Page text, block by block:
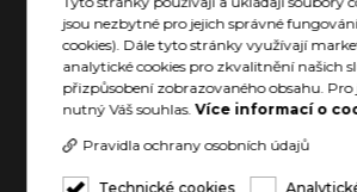
jsou nezbytné pro jejich správné
cookies). Dále tyto stránky využívají
analytické cookies pro zkvalitnění našich
přizpůsobení zobrazovaného obsahu. Pro
nutný Váš souhlas.Více informací o
Pravidla ochrany osobních údajů
Technické cookies
TEPLÝ NÁPOJ AŽ 12